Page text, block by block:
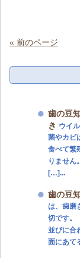
« 前のページ
歯の豆
き ウイ
菌やカビ
食べて繁
りません
[…]...
歯の豆
は、歯磨
切です。
並びに合
面にあて